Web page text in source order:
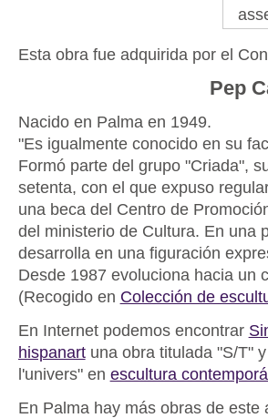
Esta obra fue adquirida por el
Pep
Nacido en Palma en 1949.
"Es igualmente conocido en su
Formó parte del grupo "Criada",
setenta, con el que expuso
una beca del Centro de
del ministerio de Cultura. En una
desarrolla en una figuración
Desde 1987 evoluciona hacia un
(Recogido en Colección de
En Internet podemos encontrar
hispanartuna obra titulada "S/T"
l'univers" en escultura
En Palma hay más obras de